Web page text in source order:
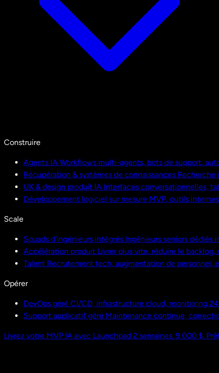
Construire
Agents IA Workflows multi-agents, bots de support,
Récupération & systèmes de connaissances Recherche
UX & design produit IA Interfaces conversationnelles,
Développement logiciel sur mesure MVP, outils
Scale
Squads d'ingénieurs intégrés Ingénieurs seniors dédiés
Accélération produit Livrer plus vite, réduire le
Talent Recrutement tech, augmentation de personnel,
Opérer
DevOps géré CI/CD, infrastructure cloud, monitoring
Support applicatif géré Maintenance continue,
Livrez votre MVP IA avec Launchpad 2 semaines. 9 000 $.